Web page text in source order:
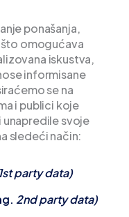
ponašanja,
omogućava
iskustva,
informisane
se na
i publici koje
svoje
sledeći način:
1st party data)
2nd party data)